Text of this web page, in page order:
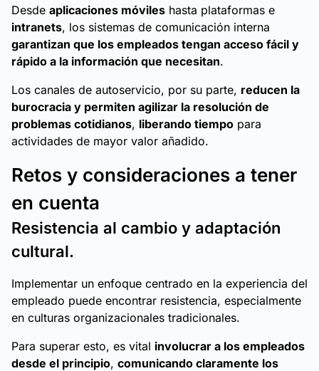
Desde aplicaciones móviles hasta plataformas e
intranets, los sistemas de comunicación interna
garantizan que los empleados tengan acceso fácil y
rápido a la información que necesitan.
Los canales de autoservicio, por su parte, reducen la
burocracia y permiten agilizar la resolución de
problemas cotidianos, liberando tiempo para
actividades de mayor valor añadido.
Retos y consideraciones a tener
en cuenta
Resistencia al cambio y adaptación
cultural.
Implementar un enfoque centrado en la experiencia del
empleado puede encontrar resistencia, especialmente
en culturas organizacionales tradicionales.
Para superar esto, es vital involucrar a los empleados
desde el principio, comunicando claramente los